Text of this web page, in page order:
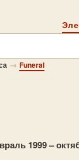
→ Funeral
1999 –